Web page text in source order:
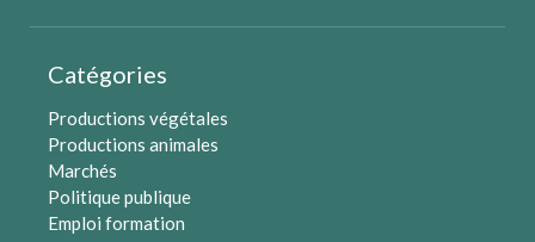
Catégories
Productions végétales
Productions animales
Marchés
Politique publique
Emploi formation